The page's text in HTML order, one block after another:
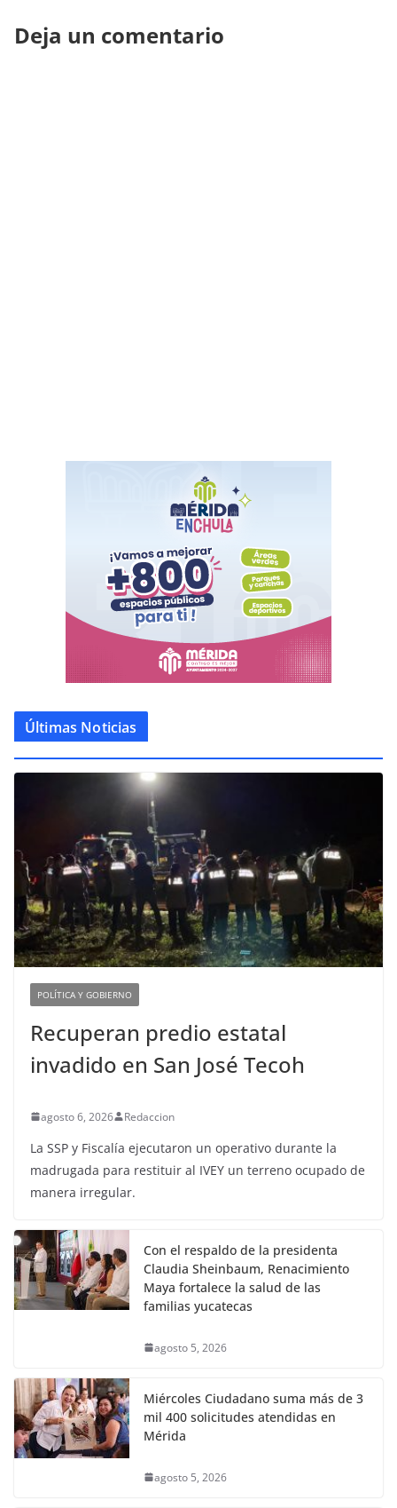
Deja un comentario
Últimas Noticias
POLÍTICA Y GOBIERNO
Recuperan predio estatal
invadido en San José Tecoh
agosto 6, 2026 Redaccion
La SSP y Fiscalía ejecutaron un operativo durante la
madrugada para restituir al IVEY un terreno ocupado de
manera irregular.
Con el respaldo de la presidenta
Claudia Sheinbaum, Renacimiento
Maya fortalece la salud de las
familias yucatecas
agosto 5, 2026
Miércoles Ciudadano suma más de 3
mil 400 solicitudes atendidas en
Mérida
agosto 5, 2026